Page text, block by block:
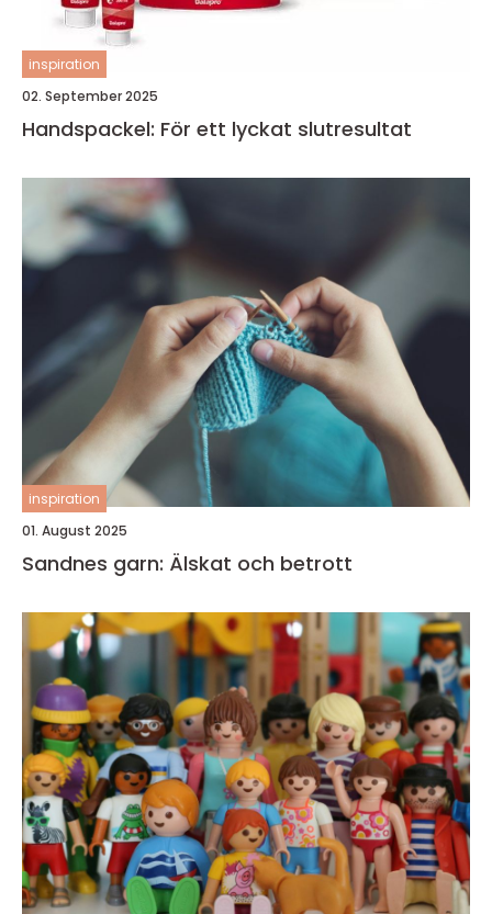
inspiration
02. September 2025
Handspackel: För ett lyckat slutresultat
inspiration
01. August 2025
Sandnes garn: Älskat och betrott